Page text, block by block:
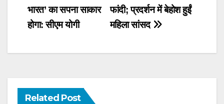
फांदी; प्रदर्शन में बेहोश हुईं
महिला सांसद
भारत’ का सपना साकार
होगा: सीएम योगी
Related Post